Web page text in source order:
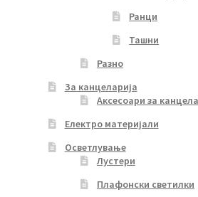
Ранци
Ташни
Разно
За канцеларија
Аксесоари за
Електро материјали
Осветлување
Лустери
Плафонски светилки